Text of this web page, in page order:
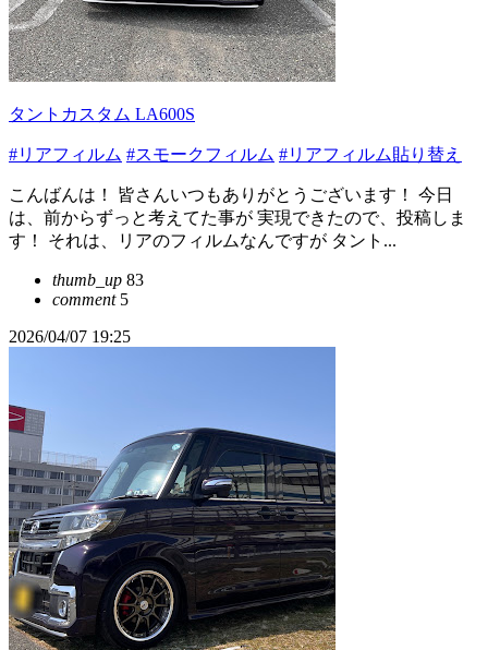
タントカスタム LA600S
#リアフィルム #スモークフィルム #リアフィルム貼り替え
こんばんは！ 皆さんいつもありがとうございます！ 今日
は、前からずっと考えてた事が 実現できたので、投稿しま
す！ それは、リアのフィルムなんですが タント...
thumb_up 83
comment5
2026/04/07 19:25